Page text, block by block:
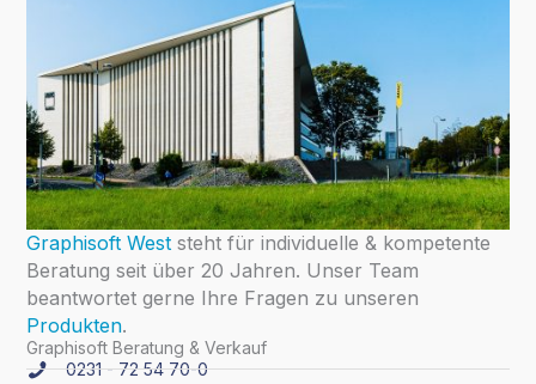
Graphisoft Weststeht für individuelle & kompetente
Beratung seit über 20 Jahren. Unser Team
beantwortet gerne Ihre Fragen zu unseren
Produkten.
Graphisoft Beratung & Verkauf
0231 - 72 54 70-0